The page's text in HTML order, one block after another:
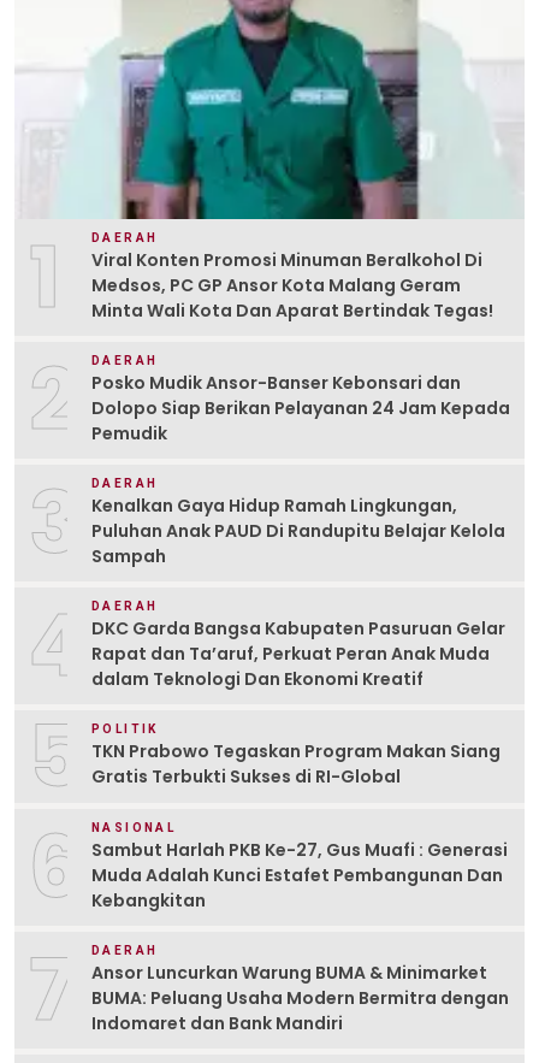
1 DAERAH
Viral Konten Promosi Minuman Beralkohol Di
Medsos, PC GP Ansor Kota Malang Geram
Minta Wali Kota Dan Aparat Bertindak Tegas!
2 DAERAH
Posko Mudik Ansor-Banser Kebonsari dan
Dolopo Siap Berikan Pelayanan 24 Jam Kepada
Pemudik
3 DAERAH
Kenalkan Gaya Hidup Ramah Lingkungan,
Puluhan Anak PAUD Di Randupitu Belajar Kelola
Sampah
4 DAERAH
DKC Garda Bangsa Kabupaten Pasuruan Gelar
Rapat dan Ta’aruf, Perkuat Peran Anak Muda
dalam Teknologi Dan Ekonomi Kreatif
5 POLITIK
TKN Prabowo Tegaskan Program Makan Siang
Gratis Terbukti Sukses di RI-Global
6 NASIONAL
Sambut Harlah PKB Ke-27, Gus Muafi : Generasi
Muda Adalah Kunci Estafet Pembangunan Dan
Kebangkitan
7 DAERAH
Ansor Luncurkan Warung BUMA & Minimarket
BUMA: Peluang Usaha Modern Bermitra dengan
Indomaret dan Bank Mandiri